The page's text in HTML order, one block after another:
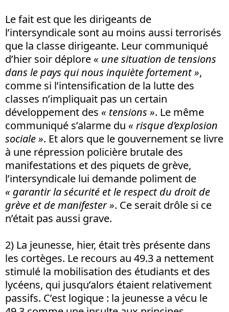
Le fait est que les dirigeants de
l’intersyndicale sont au moins aussi terrorisés
que la classe dirigeante. Leur communiqué
d’hier soir déplore « une situation de tensions
dans le pays qui nous inquiète fortement »,
comme si l’intensification de la lutte des
classes n’impliquait pas un certain
développement des « tensions ». Le même
communiqué s’alarme du « risque d’explosion
sociale ». Et alors que le gouvernement se livre
à une répression policière brutale des
manifestations et des piquets de grève,
l’intersyndicale lui demande poliment de
« garantir la sécurité et le respect du droit de
grève et de manifester ». Ce serait drôle si ce
n’était pas aussi grave.
2) La jeunesse, hier, était très présente dans
les cortèges. Le recours au 49.3 a nettement
stimulé la mobilisation des étudiants et des
lycéens, qui jusqu’alors étaient relativement
passifs. C’est logique : la jeunesse a vécu le